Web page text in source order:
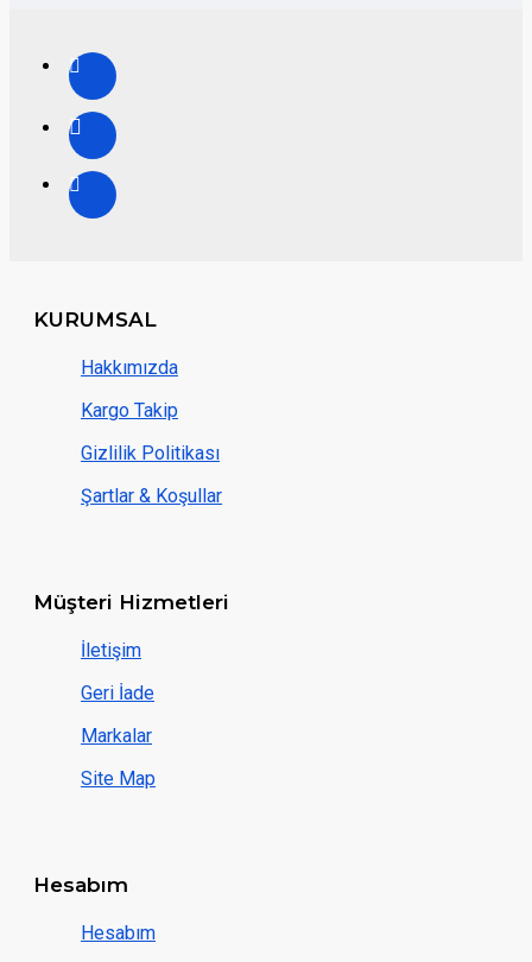
KURUMSAL
Hakkımızda
Kargo Takip
Gizlilik Politikası
Şartlar & Koşullar
Müşteri Hizmetleri
İletişim
Geri İade
Markalar
Site Map
Hesabım
Hesabım